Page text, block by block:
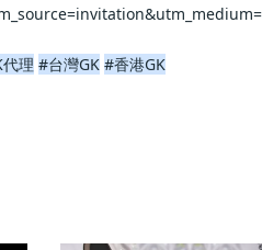
理 #台灣GK #香港GK